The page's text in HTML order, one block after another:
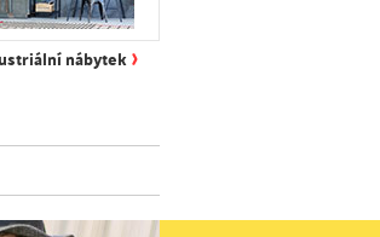
nábytek ›